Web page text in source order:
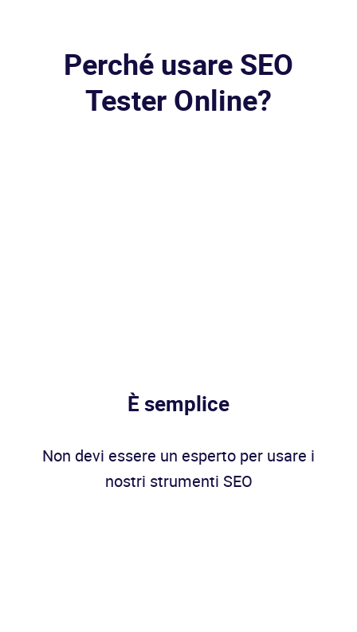
Perché usare SEO
Tester Online?
È semplice
Non devi essere un esperto per usare i
nostri strumenti SEO